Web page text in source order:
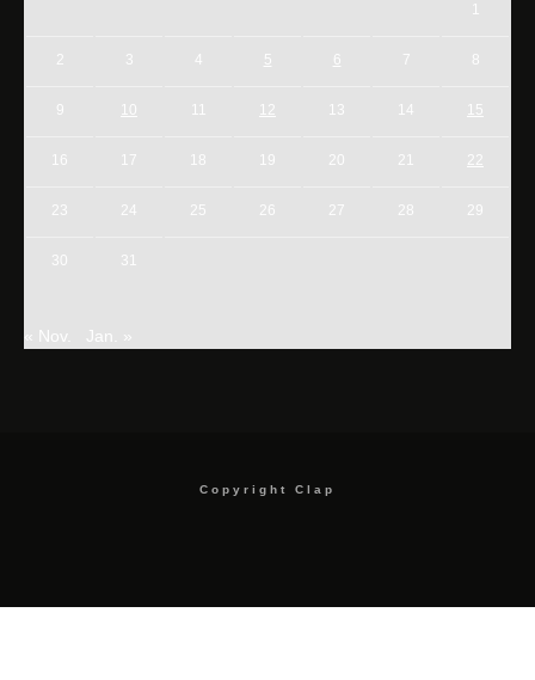
1
2 3 5 6 7 8
9 10 11 12 13 14 15
16 17 18 19 20 21 22
23 24 25 26 27 28 29
30 31
« Nov. Jan. »
Copyright Clap